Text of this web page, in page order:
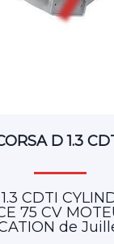
D 1.3
CDTI
75 CV
de